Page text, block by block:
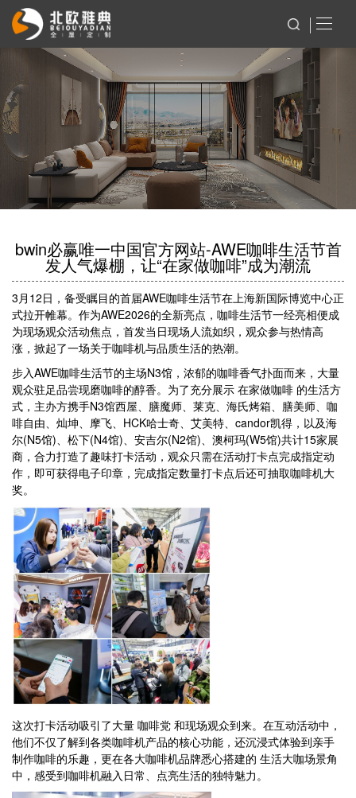
bwin必赢唯一中国官方网站-AWE咖啡生活节首
发人气爆棚，让“在家做咖啡”成为潮流
3月12日，备受瞩目的首届AWE咖啡生活节在上海新国际博览中心正
式拉开帷幕。作为AWE2026的全新亮点，咖啡生活节一经亮相便成
为现场观众活动焦点，首发当日现场人流如织，观众参与热情高
涨，掀起了一场关于咖啡机与品质生活的热潮。
步入AWE咖啡生活节的主场N3馆，浓郁的咖啡香气扑面而来，大量
观众驻足品尝现磨咖啡的醇香。为了充分展示 在家做咖啡 的生活方
式，主办方携手N3馆西屋、膳魔师、莱克、海氏烤箱、膳美师、咖
啡自由、灿坤、摩飞、HCK哈士奇、艾美特、candor凯得，以及海
尔(N5馆)、松下(N4馆)、安吉尔(N2馆)、澳柯玛(W5馆)共计15家展
商，合力打造了趣味打卡活动，观众只需在活动打卡点完成指定动
作，即可获得电子印章，完成指定数量打卡点后还可抽取咖啡机大
奖。
这次打卡活动吸引了大量 咖啡党 和现场观众到来。在互动活动中，
他们不仅了解到各类咖啡机产品的核心功能，还沉浸式体验到亲手
制作咖啡的乐趣，更在各大咖啡机品牌悉心搭建的 生活大咖场景角
中，感受到咖啡机融入日常、点亮生活的独特魅力。